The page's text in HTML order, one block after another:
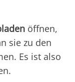
öffnen,
sie zu den
Es ist also